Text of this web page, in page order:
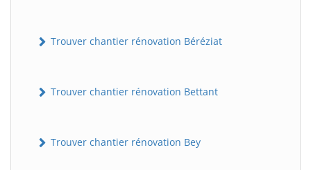
Trouver chantier rénovation Béréziat
Trouver chantier rénovation Bettant
Trouver chantier rénovation Bey